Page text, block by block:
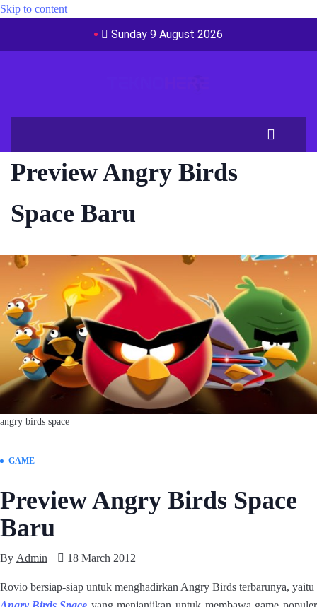
Skip to content
Sunday 9 August 2026
Preview Angry Birds
Space Baru
angry birds space
GAME
Preview Angry Birds Space
Baru
By Admin 18 March 2012
Rovio bersiap-siap untuk menghadirkan Angry Birds terbarunya, yaitu